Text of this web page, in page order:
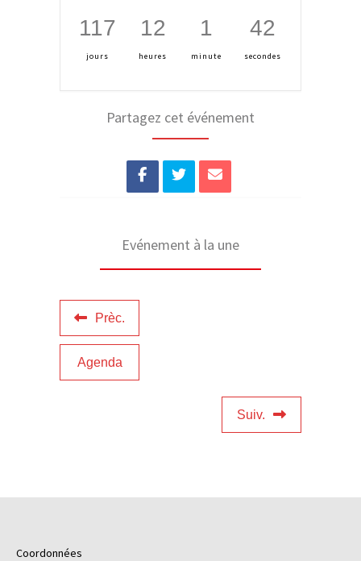
117
jours
12
heures
1
minute
41
secondes
Partagez cet événement
Evénement à la une
Prèc.
Agenda
Suiv.
Coordonnées